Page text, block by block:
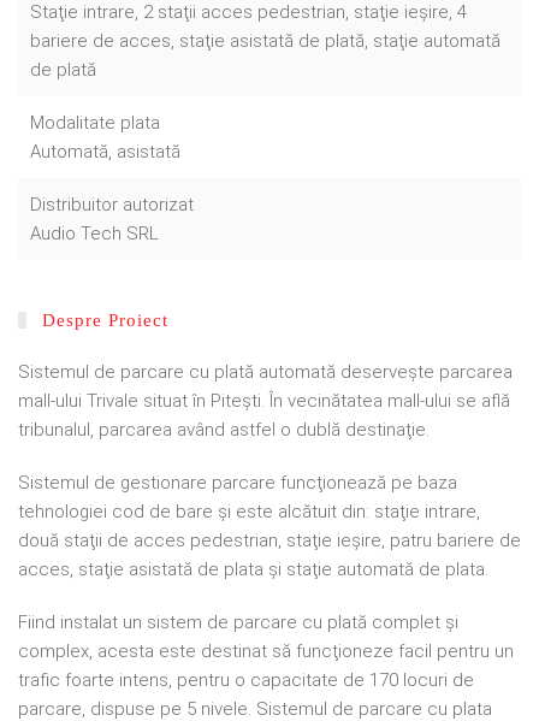
Staţie intrare, 2 staţii acces pedestrian, staţie ieşire, 4
bariere de acces, staţie asistată de plată, staţie automată
de plată
Modalitate plata
Automată, asistată
Distribuitor autorizat
Audio Tech SRL
Despre Proiect
Sistemul de parcare cu plată automată deserveşte parcarea
mall-ului Trivale situat în Piteşti. În vecinătatea mall-ului se află
tribunalul, parcarea având astfel o dublă destinaţie.
Sistemul de gestionare parcare funcţionează pe baza
tehnologiei cod de bare şi este alcătuit din: staţie intrare,
două staţii de acces pedestrian, staţie ieşire, patru bariere de
acces, staţie asistată de plata şi staţie automată de plata.
Fiind instalat un sistem de parcare cu plată complet şi
complex, acesta este destinat să funcţioneze facil pentru un
trafic foarte intens, pentru o capacitate de 170 locuri de
parcare, dispuse pe 5 nivele. Sistemul de parcare cu plata